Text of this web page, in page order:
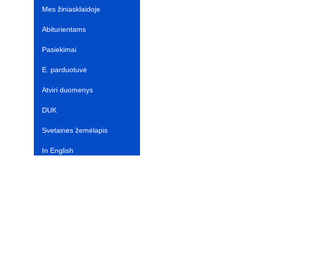
atnaujinimas‎
Mes žiniasklaidoje‎
Abiturientams‎‎
Pasiekimai
E. parduotuvė ‎ ‎ ‎ ‎ ‎ ‎ ‎ ‎ ‎ ‎ ‎ ‎ ‎
Atviri duomenys
DUK
Svetainės žemėlapis
In English‎